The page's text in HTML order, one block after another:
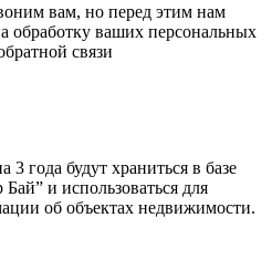
вам, но перед этим нам
обработку ваших персональных
связи
года будут храниться в базе
и использоваться для
об объектах недвижимости.